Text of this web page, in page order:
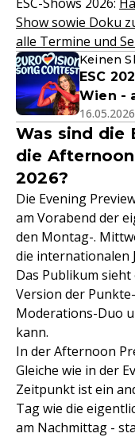
Show sowie Doku
alle Termine und
Keinen
ESC
Wien -
Was sind die
die
2026?
Die Evening
am Vorabend der
den Montag-.
die internationalen
Das Publikum
Version der
Moderations-Duo
kann.
In der Afternoon
Gleiche wie in der
Zeitpunkt ist ein
Tag wie die
am Nachmittag -